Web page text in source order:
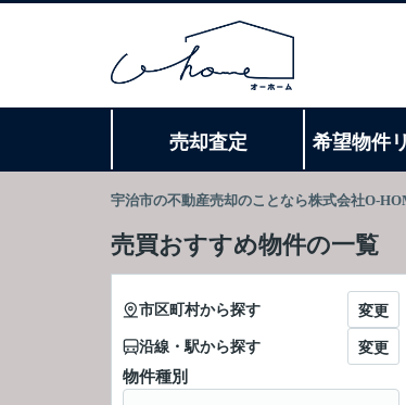
売却査定 希望物件
宇治市の不動産売却のことなら株式会社O-
売買おすすめ物件の一覧
市区町村から探す 変更
沿線・駅から探す 変更
物件種別